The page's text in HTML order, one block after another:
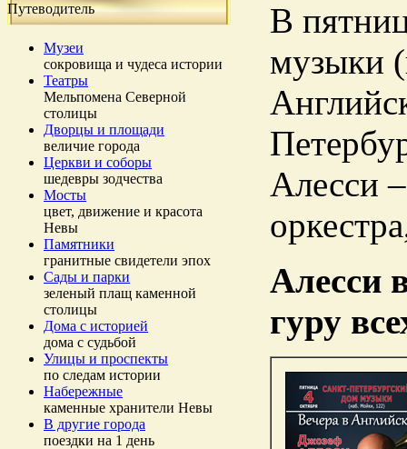
Путеводитель
Музеи
сокровища и чудеса истории
Театры
Мельпомена Северной
столицы
Дворцы и площади
величие города
Церкви и соборы
шедевры зодчества
Мосты
цвет, движение и красота
Невы
Памятники
гранитные свидетели эпох
Сады и парки
зеленый плащ каменной
столицы
Дома с историей
дома с судьбой
Улицы и проспекты
по следам истории
Набережные
каменные хранители Невы
В другие города
поездки на 1 день
В
музыки
Алесси
Алесси
гуру